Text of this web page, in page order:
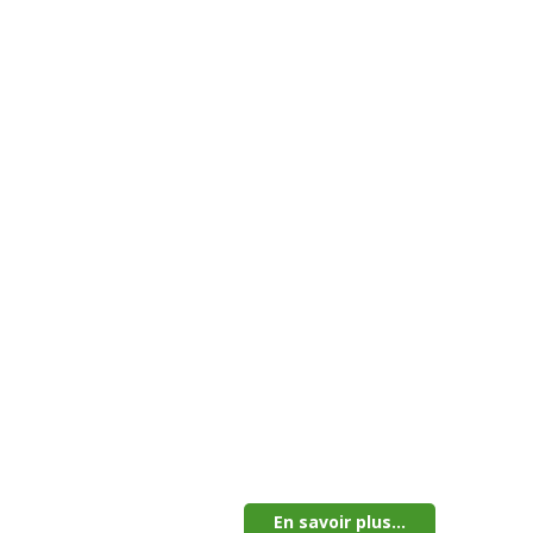
En savoir plus...